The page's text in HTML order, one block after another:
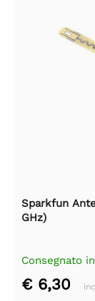
Sparkfun
GHz)
Consegnato
€ 6,30